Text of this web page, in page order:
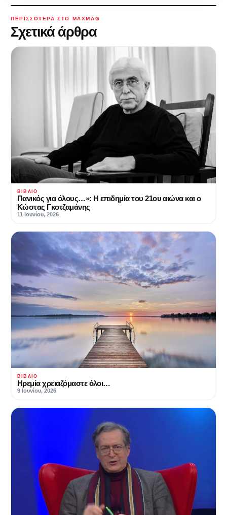
ΠΕΡΙΣΣΌΤΕΡΑ ΣΤΟ MAXMAG
Σχετικά άρθρα
ΒΙΒΛΊΟ
Πανικός για όλους…»: Η επιδημία του 21ου αιώνα και ο
Κώστας Γκοτζαμάνης
11 Ιουνίου, 2026
ΒΙΒΛΊΟ
Hρεμία χρειαζόμαστε όλοι…
9 Ιουνίου, 2026